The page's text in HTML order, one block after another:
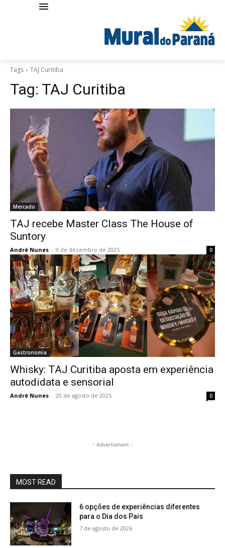
Tags TAJ Curitiba
Tag: TAJ Curitiba
Mercado
TAJ recebe Master Class The House of
Suntory
André Nunes - 9 de dezembro de 2025 0
Gastronomia
Whisky: TAJ Curitiba aposta em experiência
autodidata e sensorial
André Nunes - 20 de agosto de 2025 0
- Advertisment -
MOST READ
6 opções de experiências diferentes
para o Dia dos Pais
7 de agosto de 2026